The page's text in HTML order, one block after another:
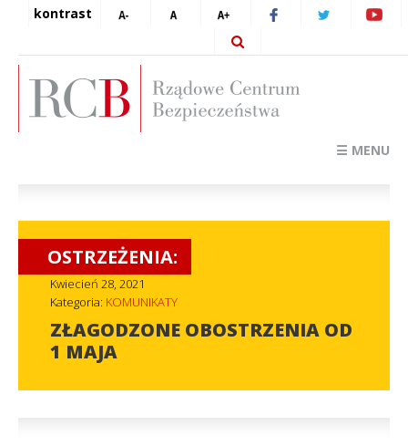
kontrast
☰ MENU
OSTRZEŻENIA:
Kwiecień 28, 2021
Kategoria: KOMUNIKATY
ZŁAGODZONE OBOSTRZENIA OD
1 MAJA